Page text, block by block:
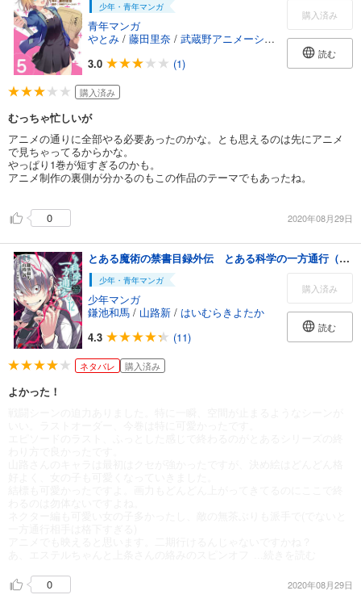
少年・青年マンガ
青年マンガ
やとみ / 藤田里奈 / 武蔵野アニメーション
3.0
(1)
購入済み
読む
購入済み
むっちゃ忙しいが
アニメの通りに全部やる必要あったのかな。とも思えるのは先にアニメ
で見ちゃってるからかな。
やっぱり1巻が短すぎるのかも。
アニメ制作の裏側が分かるのもこの作品のテーマでもあったね。
0 2020年08月29日
とある魔術の禁書目録外伝 とある科学の一方通行（12）
少年・青年マンガ
少年マンガ
鎌池和馬 / 山路新 / はいむらきよたか
4.3
(11)
購入済み
読む
ネタバレ 購入済み
よかった！
0 2020年08月29日